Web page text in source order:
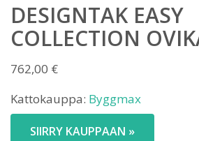
DESIGNTAK EASY
COLLECTION
762,00 €
Kattokauppa: Byggmax
SIIRRY KAUPPAAN »